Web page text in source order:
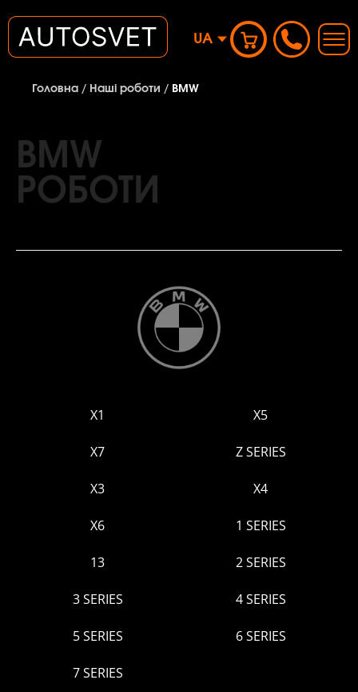
UA
Головна / Наші роботи / BMW
BMW
РОБОТИ
X1 X5
X7 Z SERIES
Х3 Х4
Х6 1 SERIES
13 2 SERIES
3 SERIES 4 SERIES
5 SERIES 6 SERIES
7 SERIES